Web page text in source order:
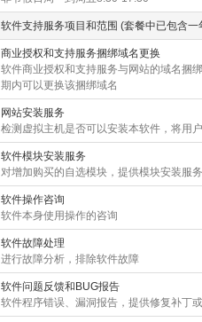
软件支持服务项目和范围 (套餐中已包含
商业授权和支持服务捆绑域名更换
软件商业授权和支持服务与网站的域名捆
期内可以更换该捆绑域名
网站安装服务
检测虚拟主机是否可以安装本软件，将用
软件模块安装服务
对增加购买的自选模块，提供模块安装服
软件操作咨询
软件本身使用操作的咨询
软件故障处理
进行故障分析，排除软件故障
软件问题反馈和BUG报告
软件程序错误、漏洞报告，提供修复补丁